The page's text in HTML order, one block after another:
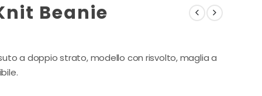
Beanie
a doppio strato, modello con risvolto, maglia a